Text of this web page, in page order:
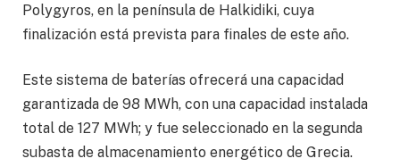
Polygyros, en la península de Halkidiki, cuya
finalización está prevista para finales de este año.
Este sistema de baterías ofrecerá una capacidad
garantizada de 98 MWh, con una capacidad instalada
total de 127 MWh; y fue seleccionado en la segunda
subasta de almacenamiento energético de Grecia.